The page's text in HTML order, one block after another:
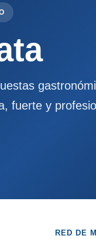
fuerte y
RED DE